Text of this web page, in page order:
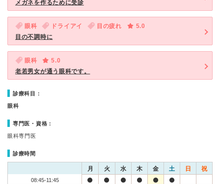
メガネを作るために受診
眼科 ドライアイ 目の疲れ
5.0
目の不調時に
眼科
5.0
老若男女が通う眼科です。
診療科目：
眼科
専門医・資格：
眼科専門医
診療時間
月 火 水 木 金 土 日 祝
08:45-11:45